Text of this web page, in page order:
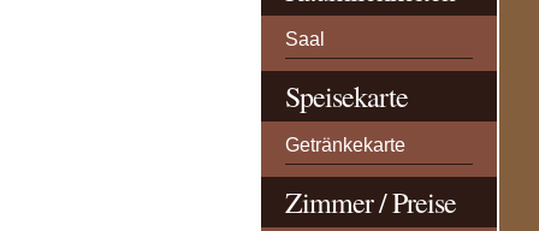
Saal
Speisekarte
Getränkekarte
Zimmer / Preise